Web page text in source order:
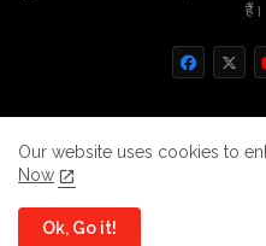
हैं।
All Right Reserved
Home About
Our website uses cookies to
Now
Ok, Go it!